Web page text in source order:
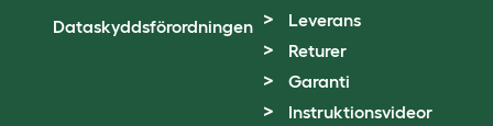
Dataskyddsförordningen
Leverans
Returer
Garanti
Instruktionsvideor